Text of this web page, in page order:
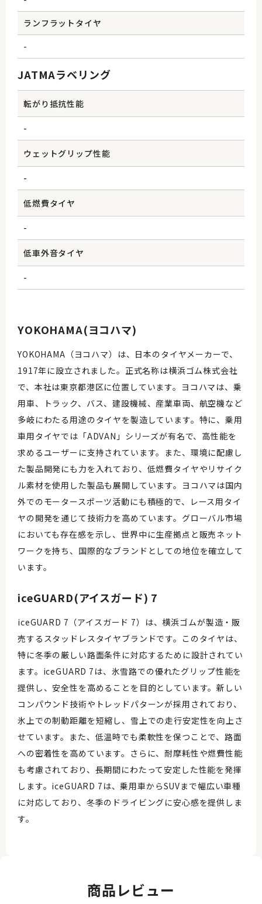
ランフラットタイヤ
-
JATMAラベリング
転がり抵抗性能
-
ウェットグリップ性能
-
低燃費タイヤ
-
低車外音タイヤ
-
YOKOHAMA(ヨコハマ)
YOKOHAMA（ヨコハマ）は、日本のタイヤメーカーで、
1917年に設立されました。正式名称は横浜ゴム株式会社
で、本社は東京都港区に位置しています。ヨコハマは、乗
用車、トラック、バス、建設機械、産業車両、航空機など
多岐にわたる用途のタイヤを製造しています。特に、乗用
車用タイヤでは「ADVAN」シリーズが有名で、高性能を
求めるユーザーに支持されています。また、環境に配慮し
た製品開発にも力を入れており、低燃費タイヤやリサイク
ル素材を使用した製品も展開しています。ヨコハマは国内
外でのモータースポーツ活動にも積極的で、レース用タイ
ヤの開発を通じて技術力を高めています。グローバル市場
においても存在感を示し、世界中に生産拠点と販売ネット
ワークを持ち、国際的なブランドとしての地位を確立して
います。
iceGUARD(アイスガード) 7
iceGUARD 7（アイスガード 7）は、横浜ゴムが製造・販
売するスタッドレスタイヤブランドです。このタイヤは、
特に冬季の厳しい路面条件に対応するために設計されてい
ます。iceGUARD 7は、氷雪路での優れたグリップ性能を
提供し、安全性を高めることを目的としています。新しい
コンパウンド技術やトレッドパターンが採用されており、
氷上での制動距離を短縮し、雪上での走行安定性を向上さ
せています。また、低温時でも柔軟性を保つことで、路面
への密着性を高めています。さらに、耐摩耗性や燃費性能
も考慮されており、長期間にわたって安定した性能を発揮
します。iceGUARD 7は、乗用車からSUVまで幅広い車種
に対応しており、冬季のドライビングに安心感を提供しま
す。
商品レビュー